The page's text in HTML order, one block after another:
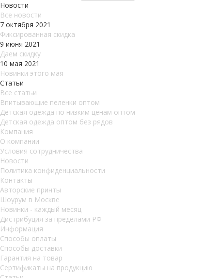
Новости
Все новости
7 октября 2021
Фиксированная скидка
9 июня 2021
Даем скидку
10 мая 2021
Новинки этого мая
Статьи
Все статьи
Впитывающие пеленки оптом
Детская одежда по низким ценам оптом
Детская одежда оптом без рядов
Компания
О компании
Условия сотрудничества
Новости
Политика конфиденциальности
Контакты
Авторские принты
Шоурум в Москве
Новинки - каждый месяц
Дистрибуция за пределами РФ
Информация
Способы оплаты
Способы доставки
Гарантия на товар
Сертификаты на продукцию